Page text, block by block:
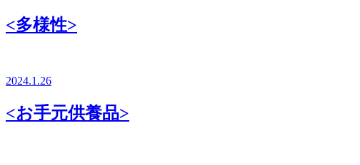
<多様性>
2024.1.26
<お手元供養品>